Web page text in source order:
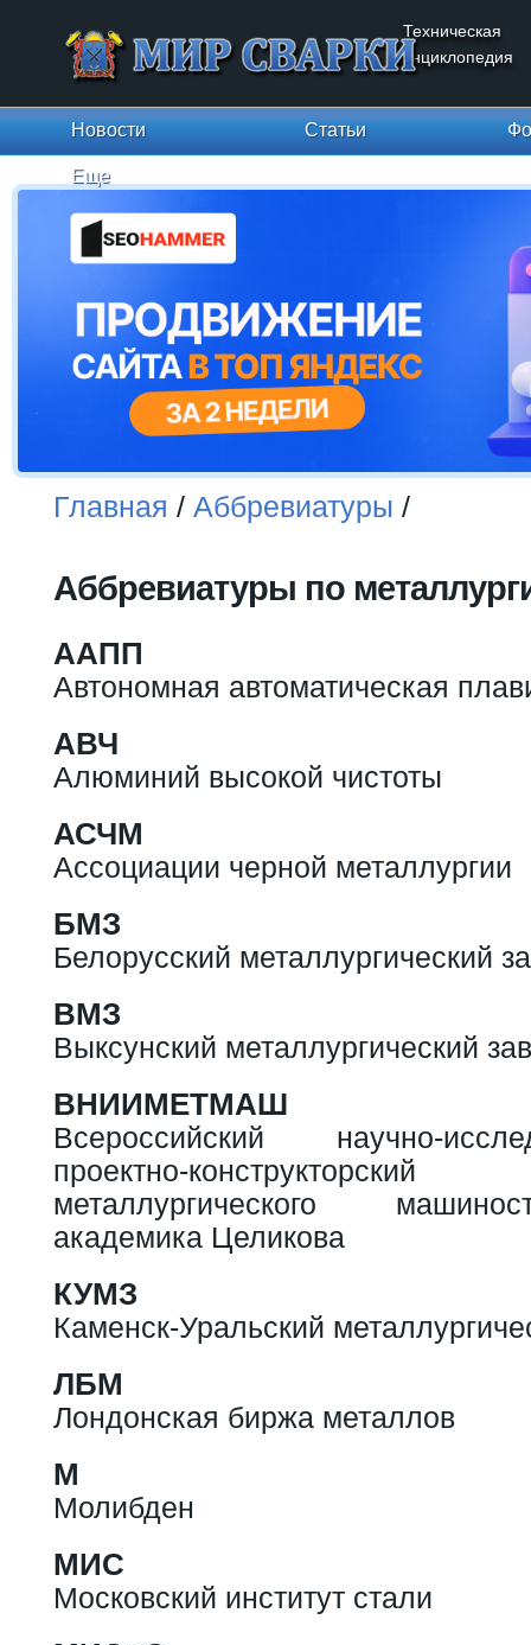
Техническая
энциклопедия
Новости Статьи
Еще
Главная / Аббревиатуры /
Аббревиатуры по
ААПП
Автономная автоматическая
АВЧ
Алюминий высокой чистоты
АСЧМ
Ассоциации черной металлургии
БМЗ
Белорусский металлургический
ВМЗ
Выксунский металлургический
ВНИИМЕТМАШ
Всероссийский научно-
проектно-
металлургического
академика Целикова
КУМЗ
Каменск-Уральский
ЛБМ
Лондонская биржа металлов
М
Молибден
МИС
Московский институт стали